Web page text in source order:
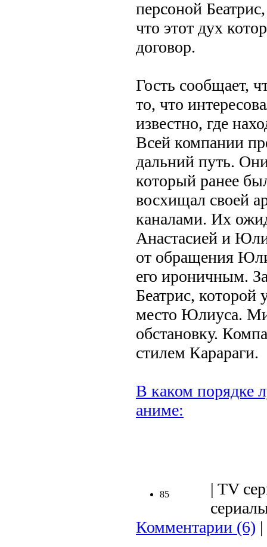
персоной
что этот дух
договор.
Гость сообщает,
то, что
известно, где
Всей компании
дальний путь.
который ранее
восхищал своей
каналами. Их
Анастасией и
от обращения
его ироничным.
Беатрис, которой
место Юлиуса.
обстановку.
стилем Карараги.
В каком порядке
аниме:
85
| TV
Комментарии (6) |